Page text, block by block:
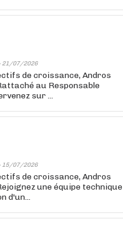
21/07/2026
de croissance, Andros
au Responsable
sur ...
15/07/2026
de croissance, Andros
une équipe technique
d'un...